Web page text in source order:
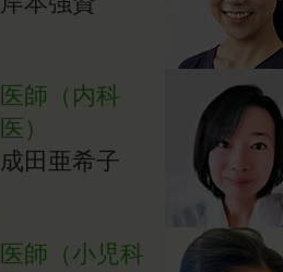
医師（内科
医）
成田亜希子
医師（小児科